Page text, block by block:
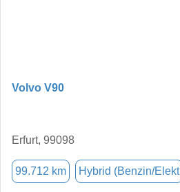
Volvo V90
Erfurt, 99098
99.712 km Hybrid (Benzin/Elekt